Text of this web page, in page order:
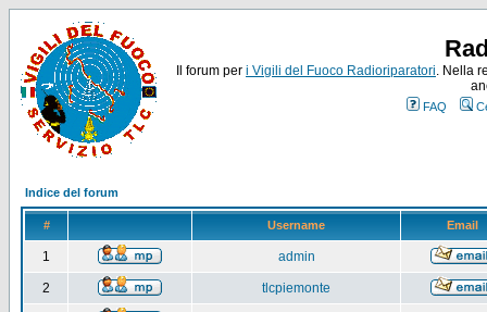
Il forum per i Vigili del Fuoco Radioriparatori. Nella
FAQ
Indice del forum
# Username Email
1 admin
2 tlcpiemonte